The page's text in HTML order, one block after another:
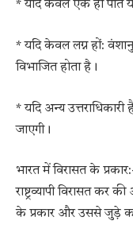
* यदि केवल एक ही पति
* यदि केवल लग्न हों:
विभाजित होता है।
* यदि अन्य
जाएगी।
भारत में विरासत के
राष्ट्रव्यापी विरासत
के प्रकार और उससे जुड़े